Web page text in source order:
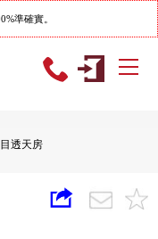
準確實。
透天房